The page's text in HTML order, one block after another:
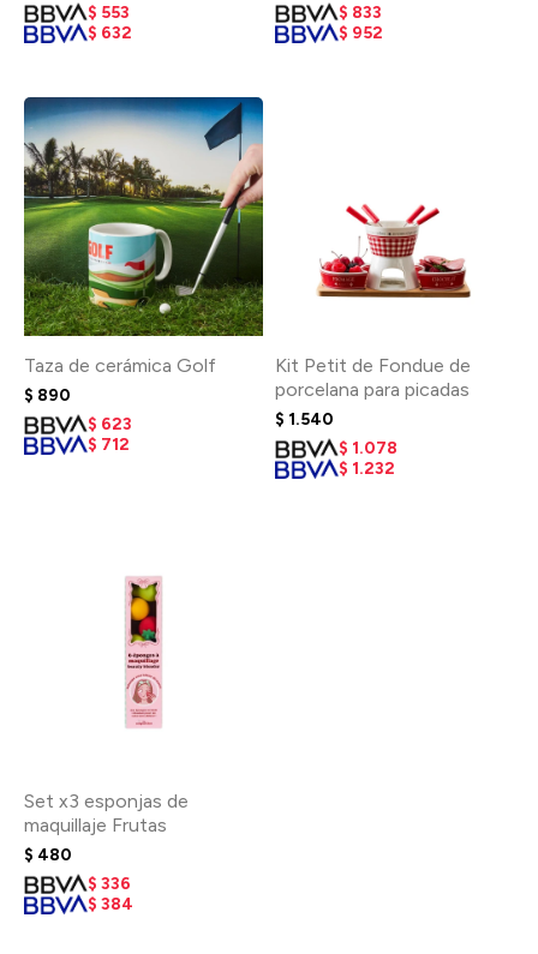
$ 553
$ 632
$ 833
$ 952
Taza de cerámica Golf
$ 890
$ 623
$ 712
Kit Petit de Fondue de
porcelana para picadas
$ 1.540
$ 1.078
$ 1.232
Set x3 esponjas de
maquillaje Frutas
$ 480
$ 336
$ 384